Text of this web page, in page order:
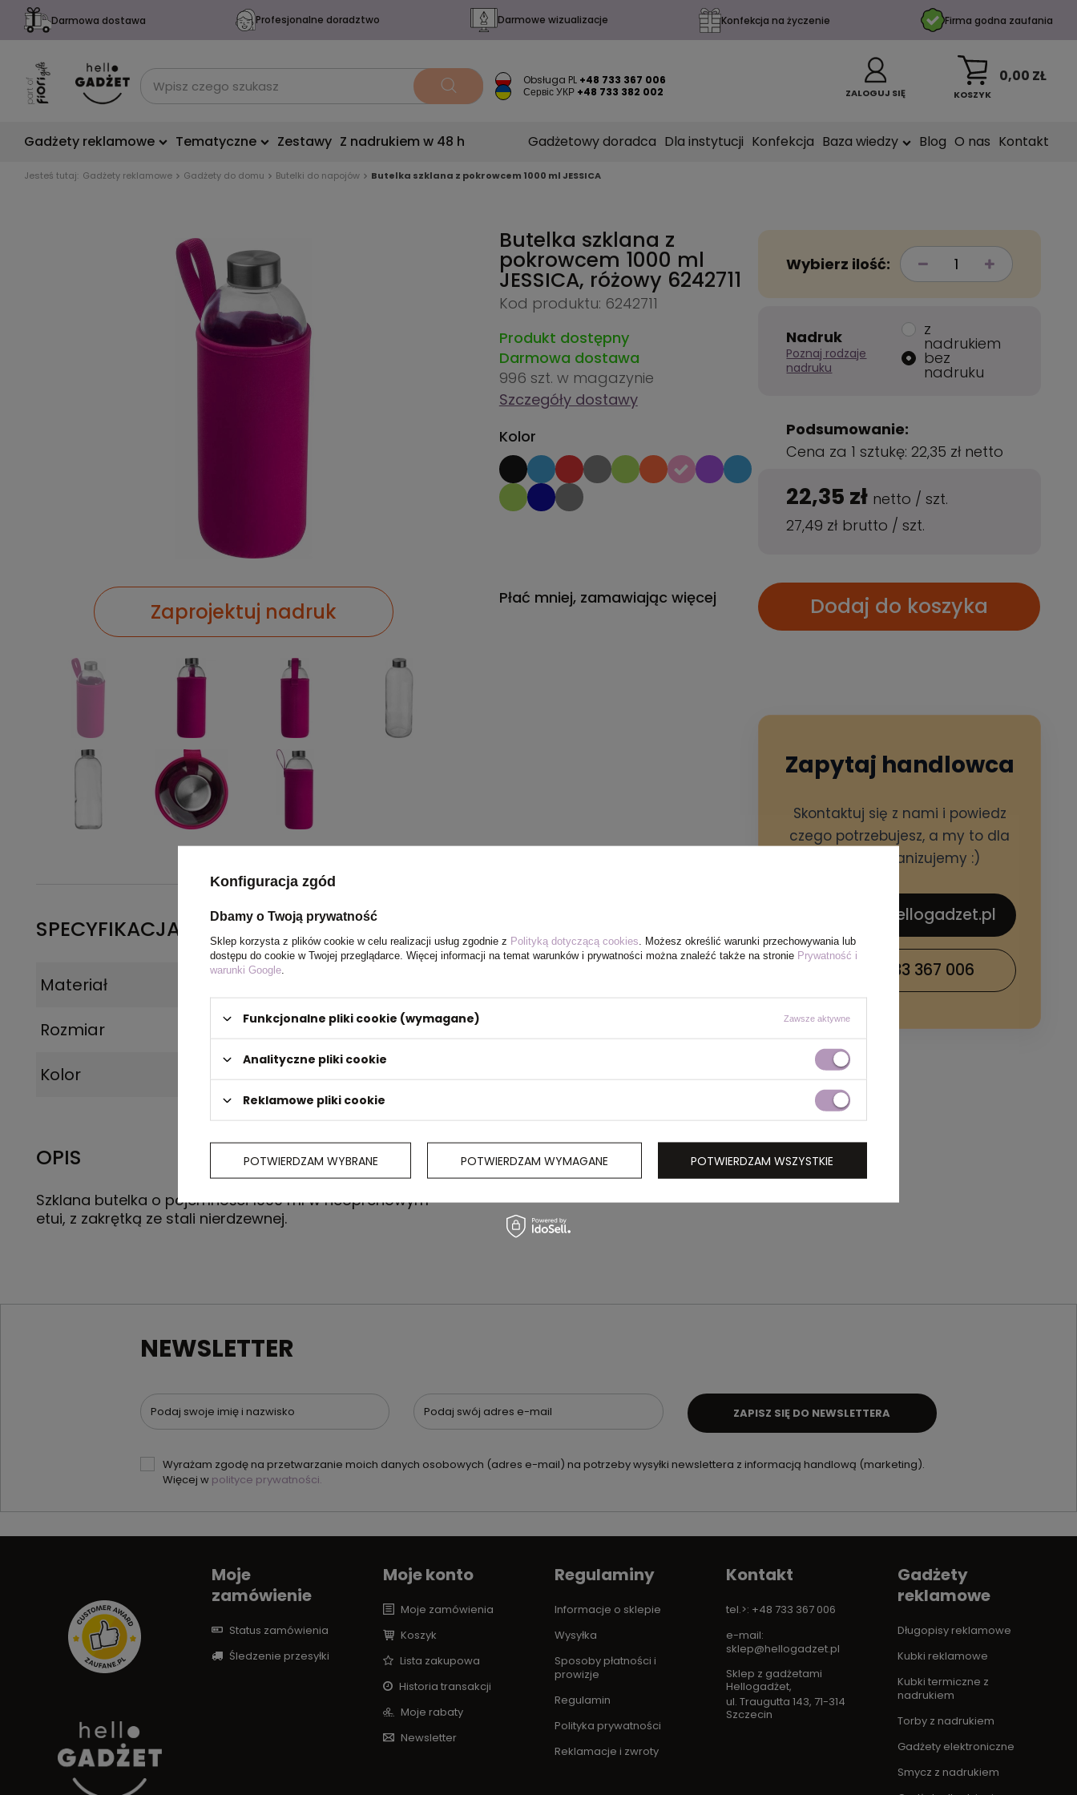
Darmowa dostawa Profesjonalne doradztwo Darmowe wizualizacje Konfekcja na życzenie Firma godna zaufania
Obsługa PL +48 733 367 006
Сервіс УКР +48 733 382 002 ZALOGUJ SIĘ KOSZYK
0,00 ZŁ
Gadżety reklamowe Tematyczne Zestawy Z nadrukiem w 48 h Gadżetowy doradca Dla instytucji Konfekcja Baza wiedzy Blog O nas Kontakt
Jesteś tutaj: Gadżety reklamowe Gadżety do domu Butelki do napojów Butelka szklana z pokrowcem 1000 ml JESSICA
Zaprojektuj nadruk
SPECYFIKACJA PRODUKTU
Materiał
Rozmiar
8,5 x 24,5 cm
Kolor
OPIS
Szklana butelka o pojemności 1000 ml w neoprenowym
etui, z zakrętką ze stali nierdzewnej.
Butelka szklana z
pokrowcem 1000 ml
JESSICA, różowy 6242711
Kod produktu: 6242711
Produkt dostępny
Darmowa dostawa
996 szt. w magazynie
Szczegóły dostawy
Kolor
Płać mniej, zamawiając więcej
Wybierz ilość:
Nadruk
Poznaj rodzaje
nadruku
z
nadrukiem
bez
nadruku
Podsumowanie:
Cena za 1 sztukę:22,35 zł netto
22,35 zł netto /szt.
27,49 zł brutto /szt.
Dodaj do koszyka
Zapytaj handlowca
Skontaktuj się z nami i powiedz
czego potrzebujesz, a my to dla
Ciebie zorganizujemy :)
sklep@hellogadzet.pl
+48 733 367 006
NEWSLETTER
Podaj swoje imię i nazwisko Podaj swój adres e-mail
Wyrażam zgodę na przetwarzanie moich danych osobowych (adres e-mail) na potrzeby wysyłki newslettera z informacją handlową (marketing).
Więcej w polityce prywatności.
ZAPISZ SIĘ DO NEWSLETTERA
Moje
zamówienie
Status zamówienia
Śledzenie przesyłki
Moje konto
Moje zamówienia
Koszyk
Lista zakupowa
Historia transakcji
Moje rabaty
Newsletter
Regulaminy
Informacje o sklepie
Wysyłka
Sposoby płatności i
prowizje
Regulamin
Polityka prywatności
Reklamacje i zwroty
Kontakt
tel.>: +48 733 367 006
e-mail:
sklep@hellogadzet.pl
Sklep z gadżetami
Hellogadżet,
ul. Traugutta 143, 71-314
Szczecin
Gadżety
reklamowe
Długopisy reklamowe
Kubki reklamowe
Kubki termiczne z
nadrukiem
Torby z nadrukiem
Gadżety elektroniczne
Smycz z nadrukiem
Konfiguracja zgód
Dbamy o Twoją prywatność
Sklep korzysta z plików cookie w celu realizacji usług zgodnie z Polityką dotyczącą cookies . Możesz określić warunki przechowywania lub
dostępu do cookie w Twojej przeglądarce. Więcej informacji na temat warunków i prywatności można znaleźć także na stronie Prywatność i
warunki Google
Funkcjonalne pliki cookie (wymagane) Zawsze aktywne
Analityczne pliki cookie
Reklamowe pliki cookie
POTWIERDZAM WYBRANE POTWIERDZAM WYMAGANE POTWIERDZAM WSZYSTKIE